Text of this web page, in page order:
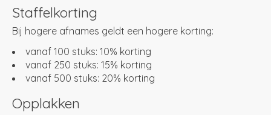
Staffelkorting
Bij hogere afnames geldt een hogere korting:
vanaf 100 stuks: 10% korting
vanaf 250 stuks: 15% korting
vanaf 500 stuks: 20% korting
Opplakken